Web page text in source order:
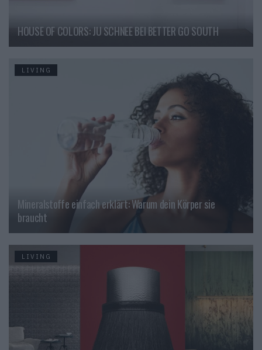
HOUSE OF COLORS: JU SCHNEE BEI BETTER GO SOUTH
LIVING
Mineralstoffe einfach erklärt: Warum dein Körper sie
braucht
LIVING